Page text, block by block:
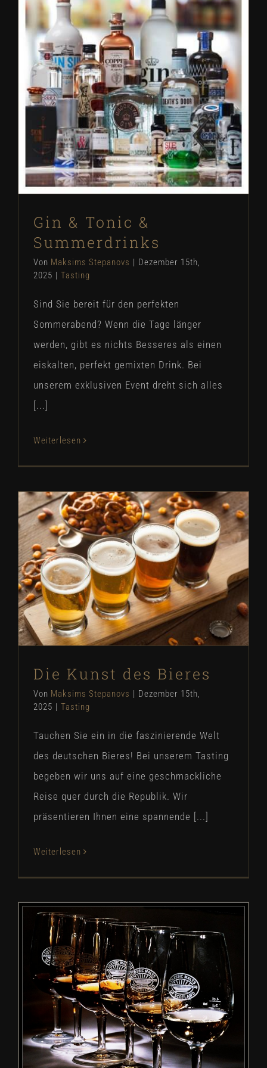
Gin & Tonic & Summerdrinks
Gin & Tonic &
Summerdrinks
Von Maksims Stepanovs | Dezember 15th,
2025 | Tasting
Sind Sie bereit für den perfekten
Sommerabend? Wenn die Tage länger
werden, gibt es nichts Besseres als einen
eiskalten, perfekt gemixten Drink. Bei
unserem exklusiven Event dreht sich alles
[...]
Weiterlesen
Die Kunst des Bieres
Die Kunst des Bieres
Von Maksims Stepanovs | Dezember 15th,
2025 | Tasting
Tauchen Sie ein in die faszinierende Welt
des deutschen Bieres! Bei unserem Tasting
begeben wir uns auf eine geschmackliche
Reise quer durch die Republik. Wir
präsentieren Ihnen eine spannende [...]
Weiterlesen
Genießer-Abend – Jeden
Donnerstag und Freitag von 16 – 18
Uhr